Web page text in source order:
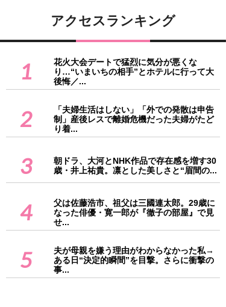
アクセスランキング
1
花火大会デートで猛烈に気分が悪くな
り…“いまいちの相手”とホテルに行って大
後悔／...
2
「夫婦生活はしない」「外での発散は申告
制」産後レスで離婚危機だった夫婦がたど
り着...
3
朝ドラ、大河とNHK作品で存在感を増す30
歳・井上祐貴。凛とした美しさと“眉間の...
4
父は佐藤浩市、祖父は三國連太郎。29歳に
なった俳優・寛一郎が『徹子の部屋』で見
せ...
5
夫が母親を嫌う理由がわからなかった私→
ある日“決定的瞬間”を目撃。さらに衝撃の
事...